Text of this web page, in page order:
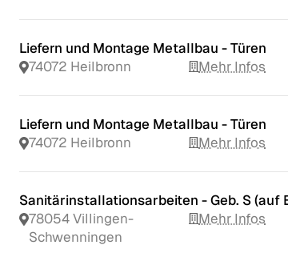
Liefern und Montage Metallbau - Türen
74072 Heilbronn
Mehr Infos
Liefern und Montage Metallbau - Türen
74072 Heilbronn
Mehr Infos
Sanitärinstallationsarbeiten - Geb. S (auf
78054 Villingen-
Schwenningen
Mehr Infos